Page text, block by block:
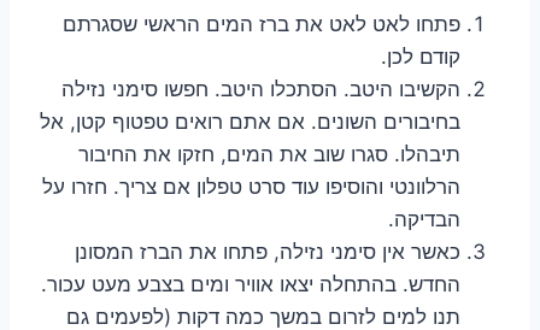
פתחו לאט לאט את ברז המים הראשי שסגרתם
קודם לכן.
הקשיבו היטב. הסתכלו היטב. חפשו סימני נזילה
בחיבורים השונים. אם אתם רואים טפטוף קטן, אל
תיבהלו. סגרו שוב את המים, חזקו את החיבור
הרלוונטי והוסיפו עוד סרט טפלון אם צריך. חזרו על
הבדיקה.
כאשר אין סימני נזילה, פתחו את הברז המסונן
החדש. בהתחלה יצאו אוויר ומים בצבע מעט עכור.
תנו למים לזרום במשך כמה דקות (לפעמים גם